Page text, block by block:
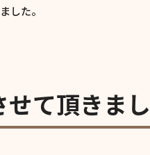
した。
て頂きまし